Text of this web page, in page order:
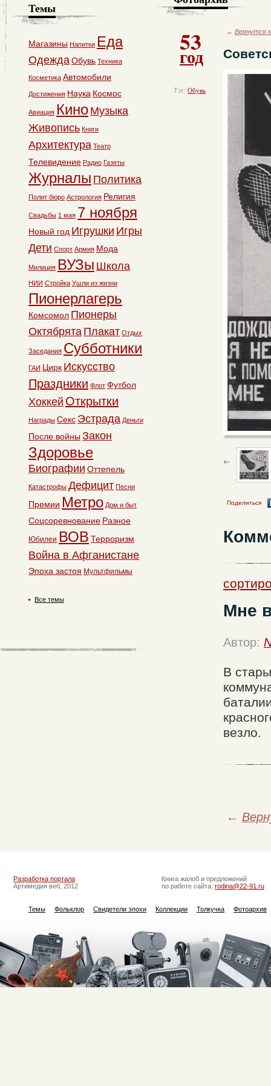
53
год
Тэг: Обувь
← Вернутся
Поделиться
Мне
Автор:
В
везло.
←
Темы
Магазины Напитки Еда
ОдеждаОбувь Техника
Косметика Автомобили
Достижения Наука Космос
Авиация Кино Музыка
Живопись Книги
Архитектура Театр
Телевидение Радио Газеты
Журналы Политика
Полит бюро Астрология Религия
Свадьбы 1 мая 7 ноября
Новый год Игрушки Игры
Дети Спорт Армия Мода
Милиция ВУЗы Школа
НИИ Стройка Ушли из жизни
Пионерлагерь
Комсомол Пионеры
Октябрята Плакат Отдых
Заседания Субботники
ГАИ Цирк Искусство
Праздники Флот Футбол
Хоккей Открытки
Награды Секс Эстрада Деньги
После войны Закон
Здоровье
Биографии Оттепель
Катастрофы Дефицит Песни
Премии Метро Дом и быт
Соцсоревнование Разное
Юбилеи ВОВ Терроризм
Война в Афганистане
Эпоха застоя Мультфильмы
Все темы
Разработка портала
Артимедия веб, 2012
Книга жалоб и предложений
по работе сайта: rodina@22-91.ru
Темы Фольклор Свидетели эпохи Коллекции Толкучка Фотоархив